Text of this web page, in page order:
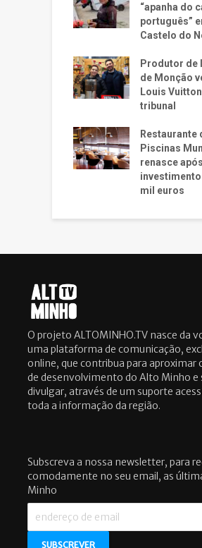
“apanha do
português”
Castelo do
Produtor de
de Monção
Louis
tribunal
Restaurante
Piscinas
renasce após
investimento
mil euros
O projeto ALTOMINHO.TV nasce da
uma plataforma de comunicação,
online, que contribua para aproximar
de desenvolvimento do Alto Minho
divulgar, através de um suporte
toda a informação da região.
Subscreva a nossa newsletter, para
comodamente no seu email, as
Minho